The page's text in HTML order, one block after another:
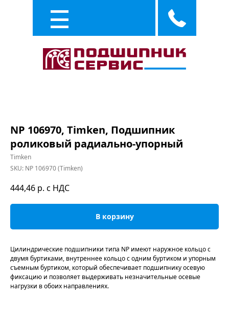
NP 106970, Timken, Подшипник
роликовый радиально-упорный
Timken
SKU: NP 106970 (Timken)
444,46 р. с НДС
В корзину
Цилиндрические подшипники типа NP имеют наружное кольцо с
двумя буртиками, внутреннее кольцо с одним буртиком и упорным
съемным буртиком, который обеспечивает подшипнику осевую
фиксацию и позволяет выдерживать незначительные осевые
нагрузки в обоих направлениях.